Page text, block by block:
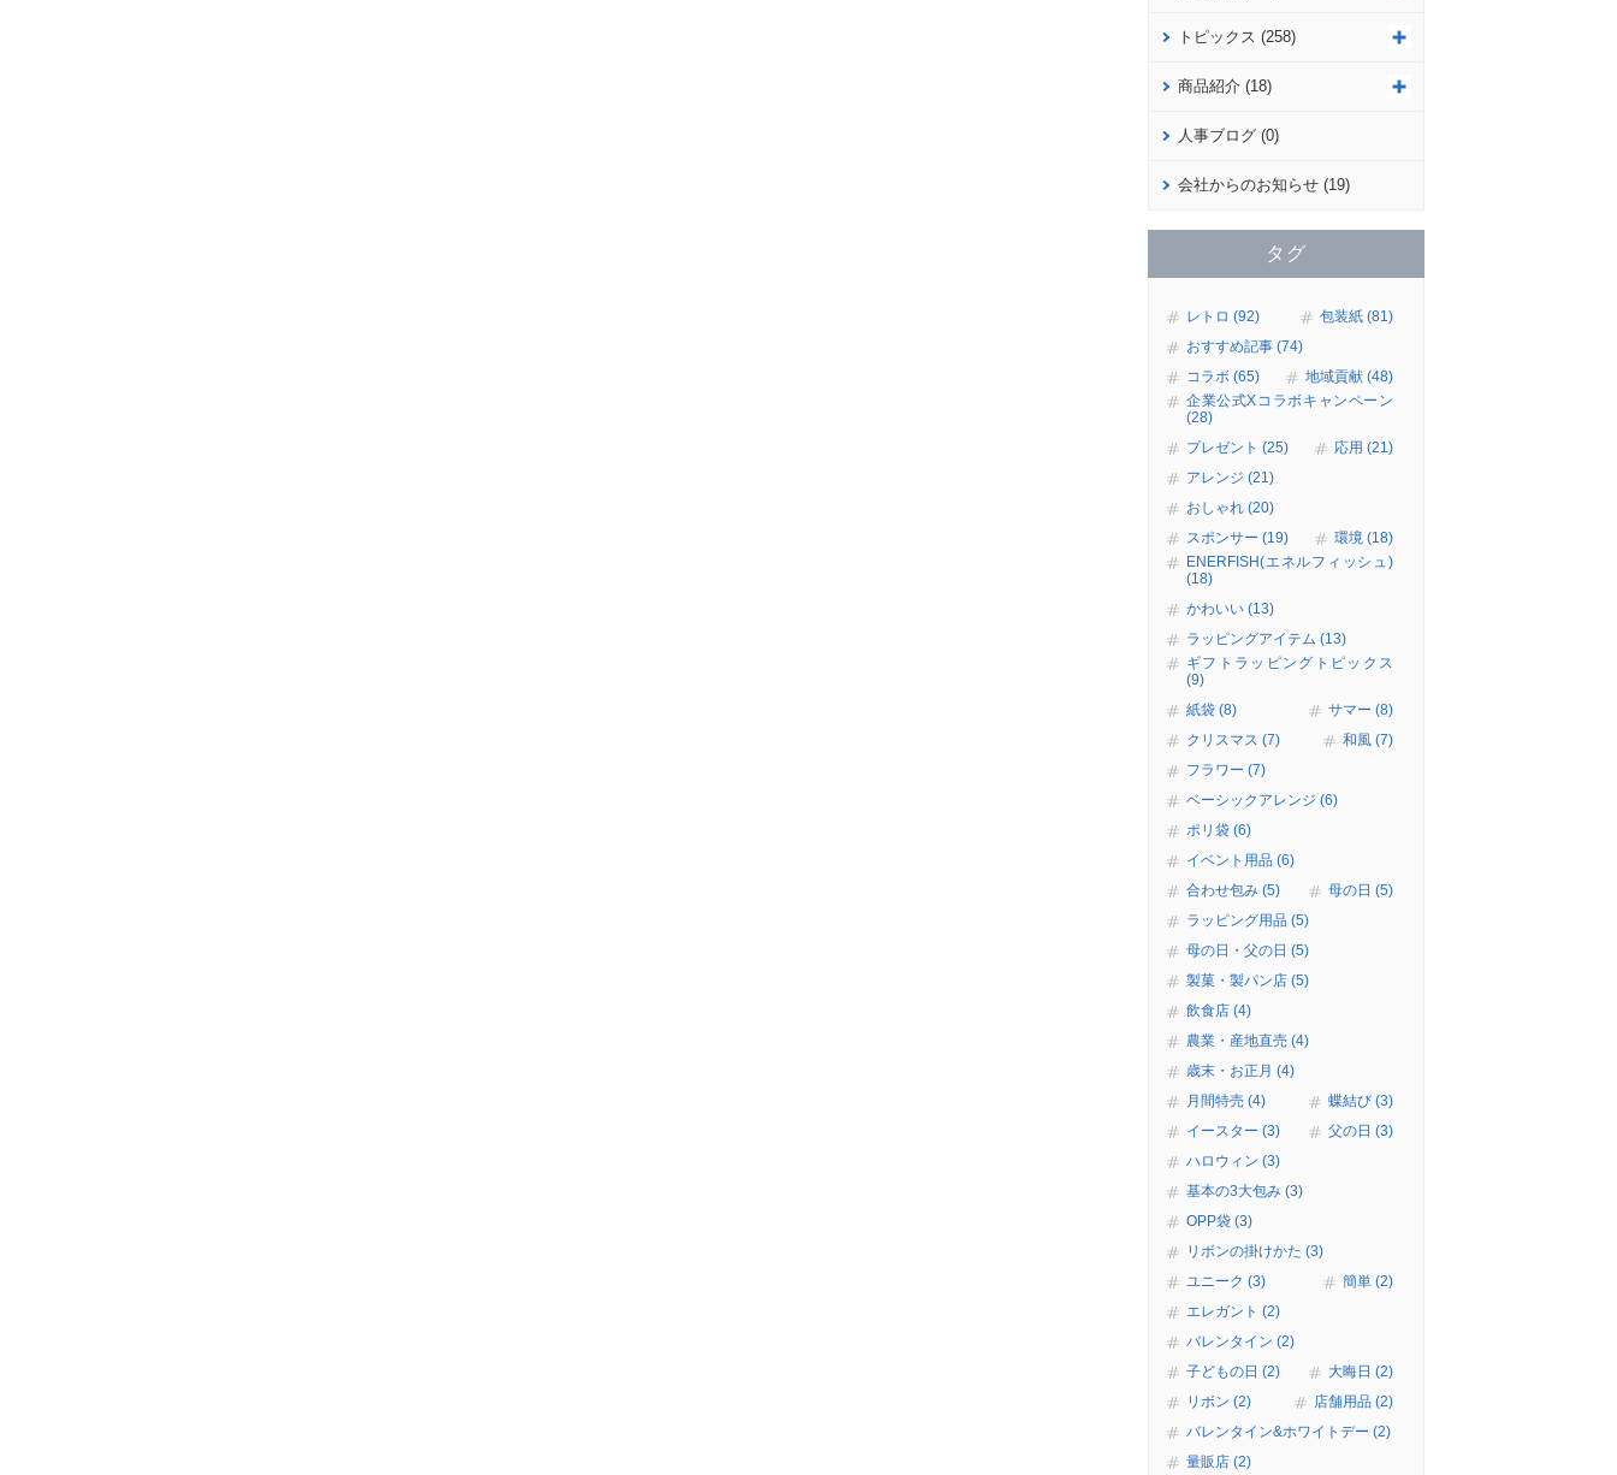
トピックス (258)
商品紹介 (18)
人事ブログ (0)
会社からのお知らせ (19)
タグ
レトロ (92)
包装紙 (81)
おすすめ記事 (74)
コラボ (65)
地域貢献 (48)
企業公式Xコラボキャンペーン
(28)
プレゼント (25)
応用 (21)
アレンジ (21)
おしゃれ (20)
スポンサー (19)
環境 (18)
ENERFISH(エネルフィッシュ)
(18)
かわいい (13)
ラッピングアイテム (13)
ギフトラッピングトピックス
(9)
紙袋 (8)
サマー (8)
クリスマス (7)
和風 (7)
フラワー (7)
ベーシックアレンジ (6)
ポリ袋 (6)
イベント用品 (6)
合わせ包み (5)
母の日 (5)
ラッピング用品 (5)
母の日・父の日 (5)
製菓・製パン店 (5)
飲食店 (4)
農業・産地直売 (4)
歳末・お正月 (4)
月間特売 (4)
蝶結び (3)
イースター (3)
父の日 (3)
ハロウィン (3)
基本の3大包み (3)
OPP袋 (3)
リボンの掛けかた (3)
ユニーク (3)
簡単 (2)
エレガント (2)
バレンタイン (2)
子どもの日 (2)
大晦日 (2)
リボン (2)
店舗用品 (2)
バレンタイン&ホワイトデー (2)
量販店 (2)